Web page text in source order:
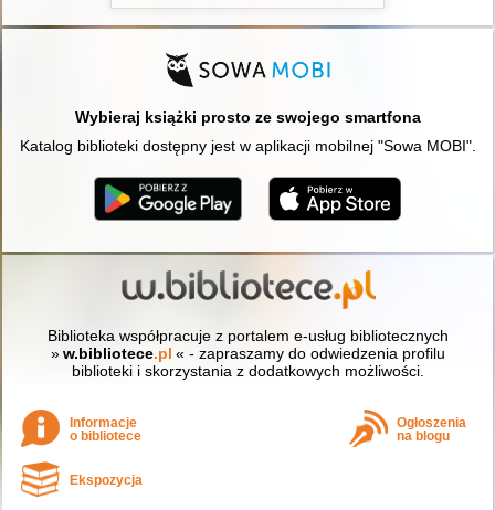
Wybieraj książki prosto ze swojego smartfona
Katalog biblioteki dostępny jest w aplikacji mobilnej "Sowa MOBI".
Biblioteka współpracuje z portalem e-usług bibliotecznych
» w.bibliotece.pl « - zapraszamy do odwiedzenia profilu
biblioteki i skorzystania z dodatkowych możliwości.
Informacje
o bibliotece
Ogłoszenia
na blogu
Ekspozycja